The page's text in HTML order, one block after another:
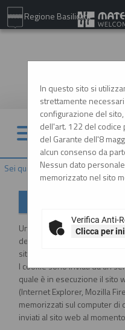
Regione Basilicata
Sei qui: Home»Informazioni»
In questo sito si
strettamente
configurazione del
dell'art. 122 del
del Garante dell'8
alcun consenso da
Nessun dato
memorizzato nel sito
Verifica Anti-
Clicca per
Un "cookie" è un piccolo file
dell'utente al momento in
sito, con lo scopo di
I cookie sono inviati da un
quale è in esecuzione il sito
(Internet Explorer, Mozilla
memorizzati sul computer
inviati al sito web al